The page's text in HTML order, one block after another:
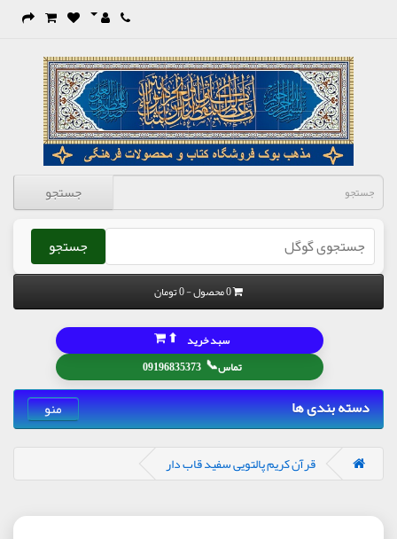
جستجو
جستجو
0 محصول - 0 تومان
تماس📞
09196835373
سبد خرید ⬆
دسته بندی ها منو
قرآن کریم پالتویی سفید قاب دار